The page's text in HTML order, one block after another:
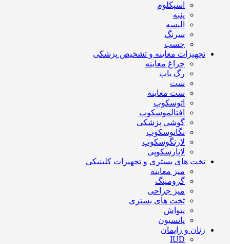
اسپکلوم
پنبه
البسه
سرنگ
چسب
تجهیزات معاینه و تشخیص پزشکی
چراغ معاینه
رگ یاب
ست
ست معاینه
اتوسکوپ
افتالموسکوپ
گوشی پزشکی
نگاتوسکوپ
لارنگوسکوپ
لاپارسکوپی
تخت های بستری و تجهیزات کلینیکی
میز معاینه
گرومینگ
میز جراحی
تخت های بستری
پتواش
پانسیون
زنان و زایمان
IUD